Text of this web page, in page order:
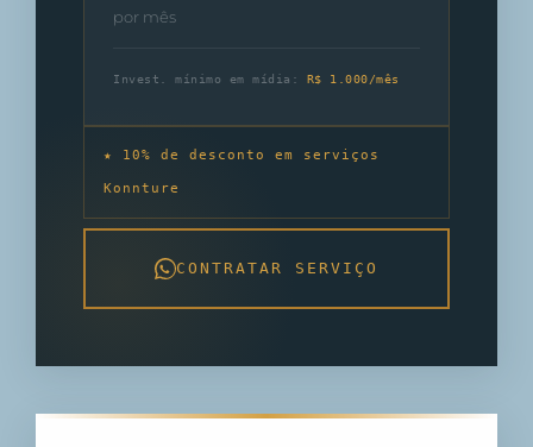
por mês
Invest. mínimo em mídia: R$ 1.000/mês
★ 10% de desconto em serviços
Konnture
CONTRATAR SERVIÇO